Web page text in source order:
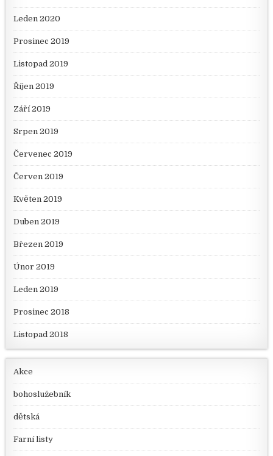
Leden 2020
Prosinec 2019
Listopad 2019
Říjen 2019
Září 2019
Srpen 2019
Červenec 2019
Červen 2019
Květen 2019
Duben 2019
Březen 2019
Únor 2019
Leden 2019
Prosinec 2018
Listopad 2018
Akce
bohoslužebník
dětská
Farní listy